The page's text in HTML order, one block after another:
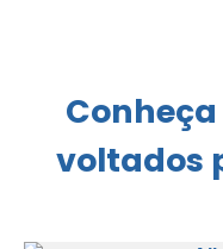
voltados